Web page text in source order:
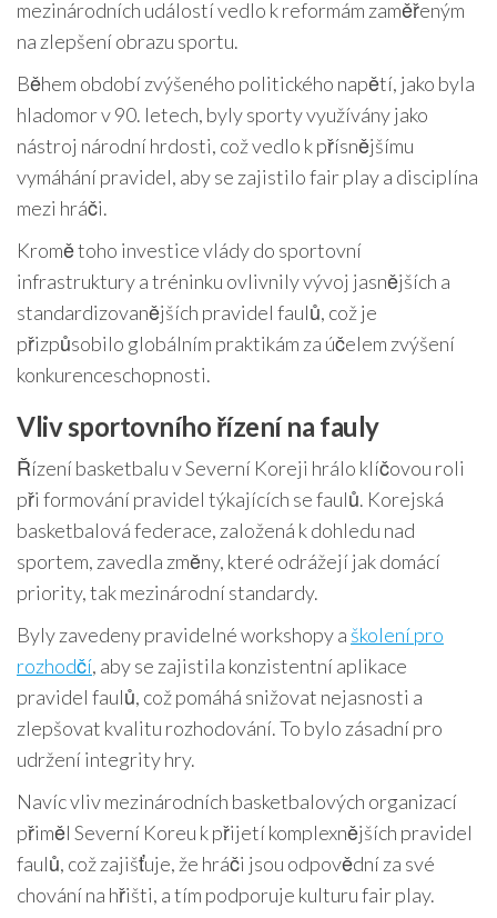
mezinárodních událostí vedlo k reformám zaměřeným
na zlepšení obrazu sportu.
Během období zvýšeného politického napětí, jako byla
hladomor v 90. letech, byly sporty využívány jako
nástroj národní hrdosti, což vedlo k přísnějšímu
vymáhání pravidel, aby se zajistilo fair play a disciplína
mezi hráči.
Kromě toho investice vlády do sportovní
infrastruktury a tréninku ovlivnily vývoj jasnějších a
standardizovanějších pravidel faulů, což je
přizpůsobilo globálním praktikám za účelem zvýšení
konkurenceschopnosti.
Vliv sportovního řízení na fauly
Řízení basketbalu v Severní Koreji hrálo klíčovou roli
při formování pravidel týkajících se faulů. Korejská
basketbalová federace, založená k dohledu nad
sportem, zavedla změny, které odrážejí jak domácí
priority, tak mezinárodní standardy.
Byly zavedeny pravidelné workshopy a školení pro
rozhodčí, aby se zajistila konzistentní aplikace
pravidel faulů, což pomáhá snižovat nejasnosti a
zlepšovat kvalitu rozhodování. To bylo zásadní pro
udržení integrity hry.
Navíc vliv mezinárodních basketbalových organizací
přiměl Severní Koreu k přijetí komplexnějších pravidel
faulů, což zajišťuje, že hráči jsou odpovědní za své
chování na hřišti, a tím podporuje kulturu fair play.